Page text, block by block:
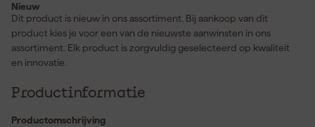
Nieuw
Dit product is nieuw in ons assortiment. Bij aankoop van dit
product kies je voor een van de nieuwste aanwinsten in ons
assortiment. Elk product is zorgvuldig geselecteerd op kwaliteit
en innovatie.
Productinformatie
Productomschrijving